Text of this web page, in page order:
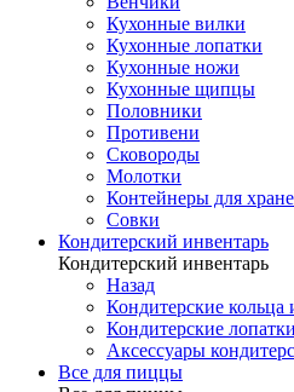
Кухонные вилки
Кухонные лопатки
Кухонные ножи
Кухонные щипцы
Половники
Противени
Сковороды
Молотки
Контейнеры для
Совки
Кондитерский инвентарь
Кондитерский инвентарь
Назад
Кондитерские
Кондитерские
Аксессуары
Все для пиццы